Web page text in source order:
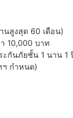
นสูงสุด 60 เดือน)
10,000 บาท
ะกันภัยชั้น 1 นาน 1
ฯ กำหนด)